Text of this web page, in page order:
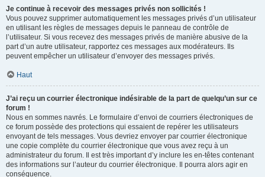
Je continue à recevoir des messages privés non sollicités !
Vous pouvez supprimer automatiquement les messages privés d’un utilisateur
en utilisant les règles de messages depuis le panneau de contrôle de
l’utilisateur. Si vous recevez des messages privés de manière abusive de la
part d’un autre utilisateur, rapportez ces messages aux modérateurs. Ils
peuvent empêcher un utilisateur d’envoyer des messages privés.
Haut
J’ai reçu un courrier électronique indésirable de la part de quelqu’un sur ce
forum !
Nous en sommes navrés. Le formulaire d’envoi de courriers électroniques de
ce forum possède des protections qui essaient de repérer les utilisateurs
envoyant de tels messages. Vous devriez envoyer par courrier électronique
une copie complète du courrier électronique que vous avez reçu à un
administrateur du forum. Il est très important d’y inclure les en-têtes contenant
des informations sur l’auteur du courrier électronique. Il pourra alors agir en
conséquence.